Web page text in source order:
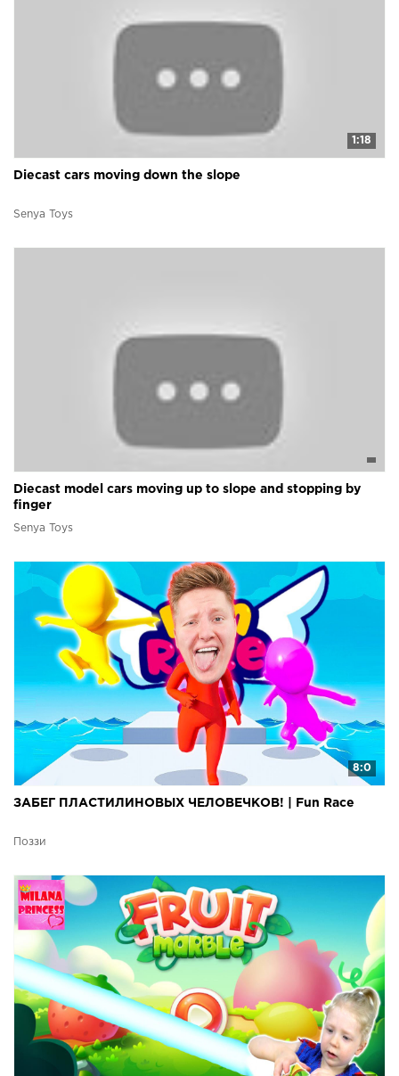
1:18
Diecast cars moving down the slope
Senya Toys
Diecast model cars moving up to slope and stopping by
finger
Senya Toys
8:0
ЗАБЕГ ПЛАСТИЛИНОВЫХ ЧЕЛОВЕЧКОВ! | Fun Race
Поззи